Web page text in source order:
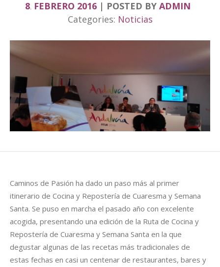
8. FEBRERO 2016 POSTED BY ADMIN
Categories: Noticias
Caminos de Pasión ha dado un paso más al primer
itinerario de Cocina y Repostería de Cuaresma y Semana
Santa. Se puso en marcha el pasado año con excelente
acogida, presentando una edición de la Ruta de Cocina y
Repostería de Cuaresma y Semana Santa en la que
degustar algunas de las recetas más tradicionales de
estas fechas en casi un centenar de restaurantes, bares y